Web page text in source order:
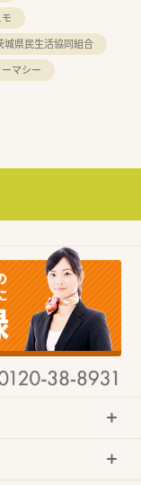
城県民生活協同組合
マシー